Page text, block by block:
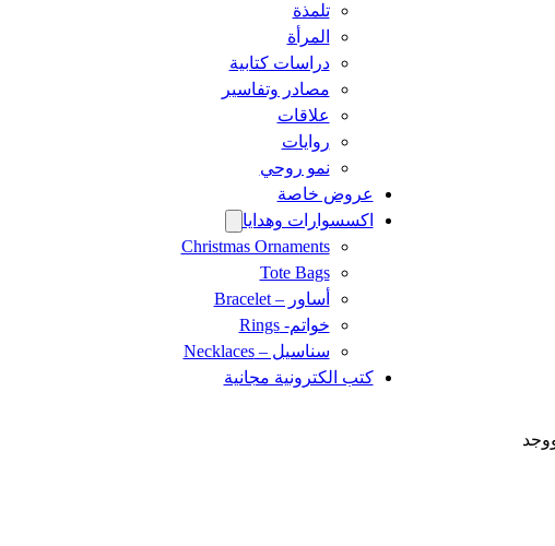
تلمذة
المرأة
دراسات كتابية
مصادر وتفاسير
علاقات
روايات
نمو روحي
عروض خاصة
اكسسوارات وهدايا
Christmas Ornaments
Tote Bags
أساور – Bracelet
خواتم- Rings
سناسيل – Necklaces
كتب الكترونية مجانية